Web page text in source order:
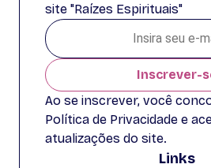
site "Raízes Espirituais"
Inscrever-
Ao se inscrever, você
Política de Privacidade e
atualizações do site.
Links